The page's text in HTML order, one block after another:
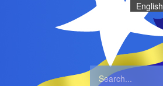
English